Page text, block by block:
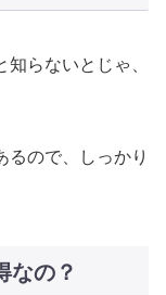
らないとじゃ、
るので、しっかり
なの？